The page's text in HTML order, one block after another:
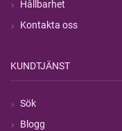
Hållbarhet
Kontakta oss
KUNDTJÄNST
Sök
Blogg